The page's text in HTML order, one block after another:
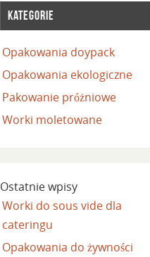
KATEGORIE
Opakowania doypack
Opakowania ekologiczne
Pakowanie próżniowe
Worki moletowane
Ostatnie wpisy
Worki do sous vide dla
cateringu
Opakowania do żywności